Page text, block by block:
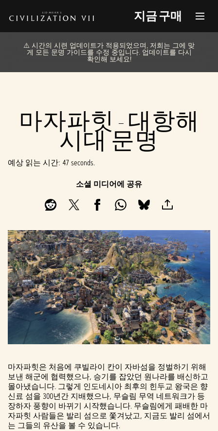
지금 구매
⚠️ 시간의 시련 업데이트가 적용되었으며, 저희는 그에 맞
게 모든 문명 가이드를 수정 중입니다. 업데이트를 다시
확인해 보세요!
마자파힛 - 대항해
시대 문명
예상 읽는 시간 47 seconds
소셜 미디어에 공유
마자파힛은 처음에 쿠빌라이 칸이 자바섬을 정벌하기 위해
보낸 해군에 협력했으나, 승기를 잡았던 원나라를 배신하고
몰아냈습니다. 그렇게 인도네시아 최후의 힌두교 왕국은 향
신료 섬을 300년간 지배했으나, 무슬림 무역 네트워크가 등
장하자 풍향이 바뀌기 시작했습니다. 무슬림에게 패배한 마
자파힛 사람들은 발리 섬으로 쫓겨났고, 지금도 발리 섬에서
는 그들의 유산을 볼 수 있습니다.